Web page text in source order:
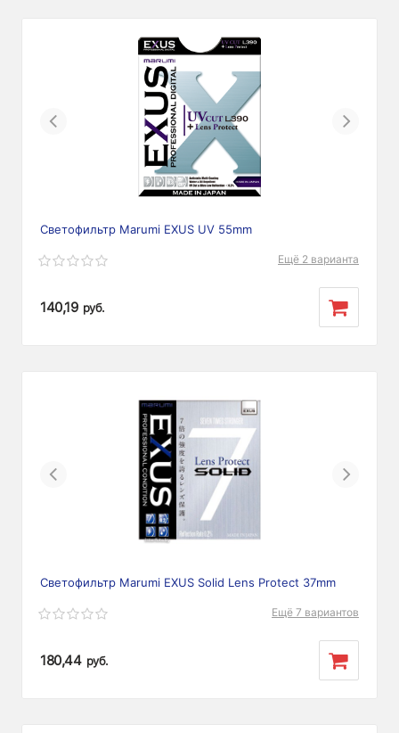
Previous Next
Светофильтр Marumi EXUS UV 55mm
Ещё 2 варианта
140,19 руб.
Previous Next
Светофильтр Marumi EXUS Solid Lens Protect 37mm
Ещё 7 вариантов
180,44 руб.